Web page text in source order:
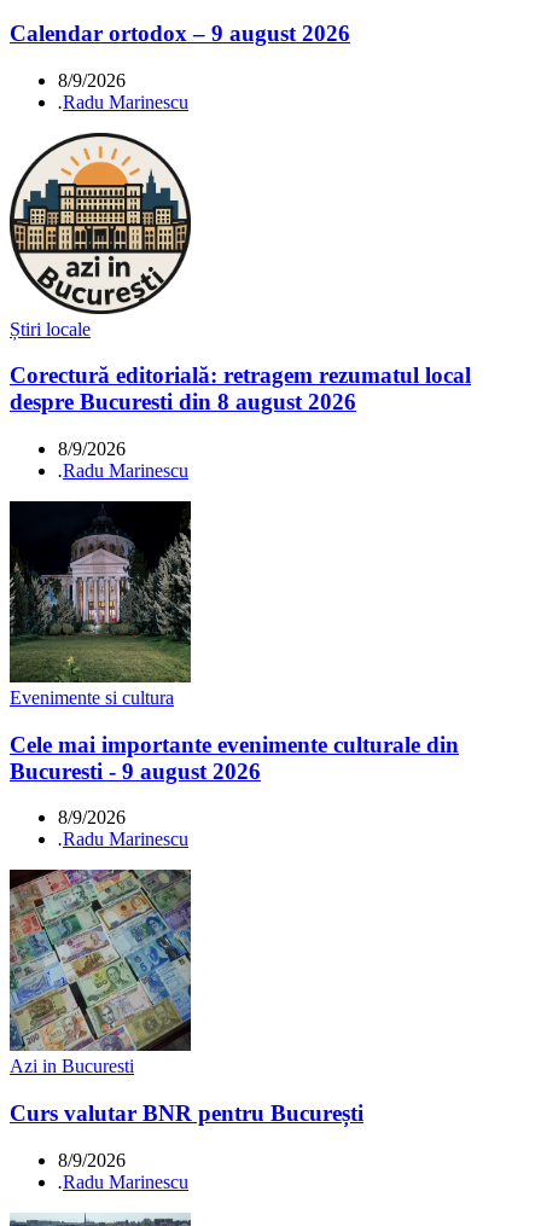
Calendar ortodox – 9 august 2026
8/9/2026
.Radu Marinescu
Știri locale
Corectură editorială: retragem rezumatul local
despre Bucuresti din 8 august 2026
8/9/2026
.Radu Marinescu
Evenimente si cultura
Cele mai importante evenimente culturale din
Bucuresti - 9 august 2026
8/9/2026
.Radu Marinescu
Azi in Bucuresti
Curs valutar BNR pentru București
8/9/2026
.Radu Marinescu